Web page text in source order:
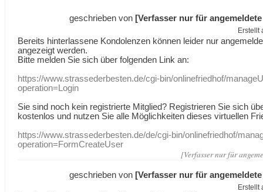
geschrieben von [Verfasser nur für
Erstellt
Bereits hinterlassene Kondolenzen können leider nur
angezeigt werden.
Bitte melden Sie sich über folgenden Link an:
https://www.strassederbesten.de/cgi-bin/onlinefriedhof/
operation=Login
Sie sind noch kein registrierte Mitglied? Registrieren Sie sich
kostenlos und nutzen Sie alle Möglichkeiten dieses virtuellen
https://www.strassederbesten.de/de/cgi-bin/onlinefriedhof/
operation=FormCreateUser
[Verfasser nur für
geschrieben von [Verfasser nur für
Erstellt